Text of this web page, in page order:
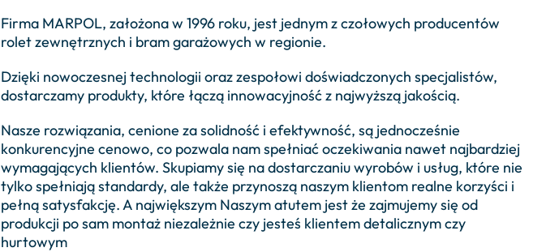
Firma MARPOL, założona w 1996 roku, jest jednym z czołowych producentów
rolet zewnętrznych i bram garażowych w regionie.
Dzięki nowoczesnej technologii oraz zespołowi doświadczonych specjalistów,
dostarczamy produkty, które łączą innowacyjność z najwyższą jakością.
Nasze rozwiązania, cenione za solidność i efektywność, są jednocześnie
konkurencyjne cenowo, co pozwala nam spełniać oczekiwania nawet najbardziej
wymagających klientów. Skupiamy się na dostarczaniu wyrobów i usług, które nie
tylko spełniają standardy, ale także przynoszą naszym klientom realne korzyści i
pełną satysfakcję. A największym Naszym atutem jest że zajmujemy się od
produkcji po sam montaż niezależnie czy jesteś klientem detalicznym czy
hurtowym